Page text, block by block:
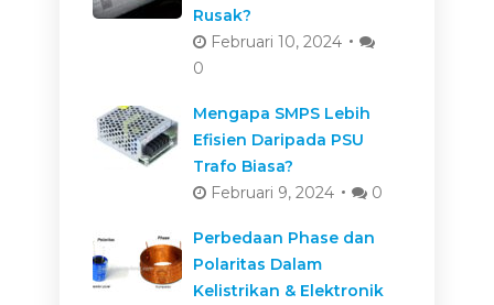
Rusak?
Februari 10, 2024
0
Mengapa SMPS Lebih
Efisien Daripada PSU
Trafo Biasa?
Februari 9, 2024
0
Perbedaan Phase dan
Polaritas Dalam
Kelistrikan & Elektronik